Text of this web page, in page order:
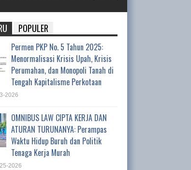
POPULER
Permen PKP No. 5 Tahun 2025:
Menormalisasi Krisis Upah, Krisis
Perumahan, dan Monopoli Tanah di
Tengah Kapitalisme Perkotaan
2026
OMNIBUS LAW CIPTA KERJA DAN
ATURAN TURUNANYA: Perampas
Waktu Hidup Buruh dan Politik
Tenaga Kerja Murah
2026